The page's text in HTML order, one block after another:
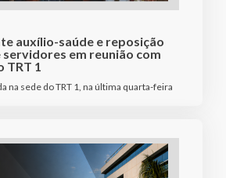
auxílio-saúde e reposição
em reunião com
TRT 1
na sede do TRT 1, na última quarta-feira